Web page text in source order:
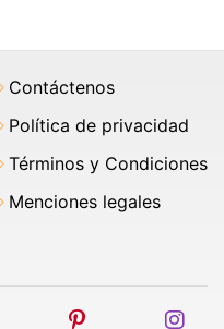
Contáctenos
Política de privacidad
Términos y Condiciones
Menciones legales
youtube pinterest